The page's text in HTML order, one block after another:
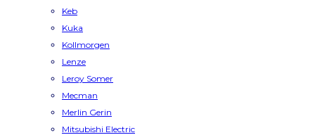
Keb
Kuka
Kollmorgen
Lenze
Leroy Somer
Mecman
Merlin Gerin
Mitsubishi Electric